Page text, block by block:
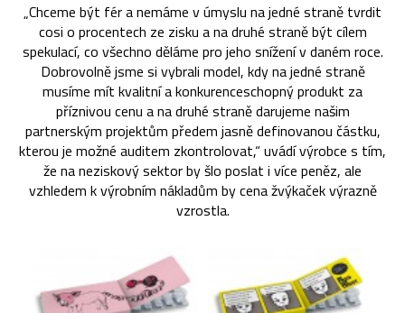
„Chceme být fér a nemáme v úmyslu na jedné straně tvrdit
cosi o procentech ze zisku a na druhé straně být cílem
spekulací, co všechno děláme pro jeho snížení v daném roce.
Dobrovolně jsme si vybrali model, kdy na jedné straně
musíme mít kvalitní a konkurenceschopný produkt za
příznivou cenu a na druhé straně darujeme našim
partnerským projektům předem jasně definovanou částku,
kterou je možné auditem zkontrolovat,“ uvádí výrobce s tím,
že na neziskový sektor by šlo poslat i více peněz, ale
vzhledem k výrobním nákladům by cena žvýkaček výrazně
vzrostla.